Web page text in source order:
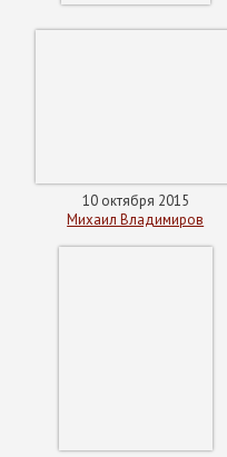
10 октября 2015
Михаил Владимиров